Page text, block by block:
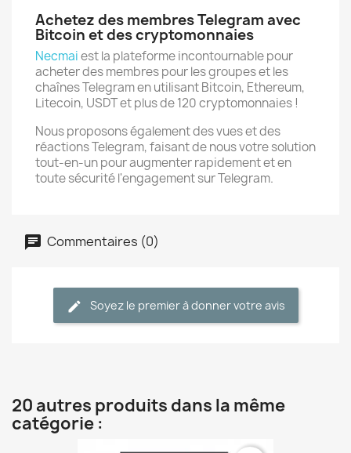
Achetez des membres Telegram avec
Bitcoin et des cryptomonnaies
Necmaiest la plateforme incontournable pour
acheter des membres pour les groupes et les
chaînes Telegram en utilisant Bitcoin, Ethereum,
Litecoin, USDT et plus de 120 cryptomonnaies !
Nous proposons également des vues et des
réactions Telegram, faisant de nous votre solution
tout-en-un pour augmenter rapidement et en
toute sécurité l'engagement sur Telegram.
Commentaires (0)
Soyez le premier à donner votre avis
20 autres produits dans la même
catégorie :